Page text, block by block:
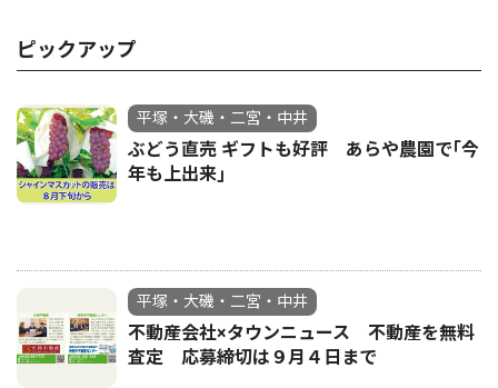
ピックアップ
平塚・大磯・二宮・中井
ぶどう直売 ギフトも好評 あらや農園で｢今
年も上出来｣
平塚・大磯・二宮・中井
不動産会社×タウンニュース 不動産を無料
査定 応募締切は９月４日まで